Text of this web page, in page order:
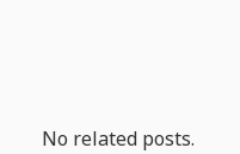
No related posts.